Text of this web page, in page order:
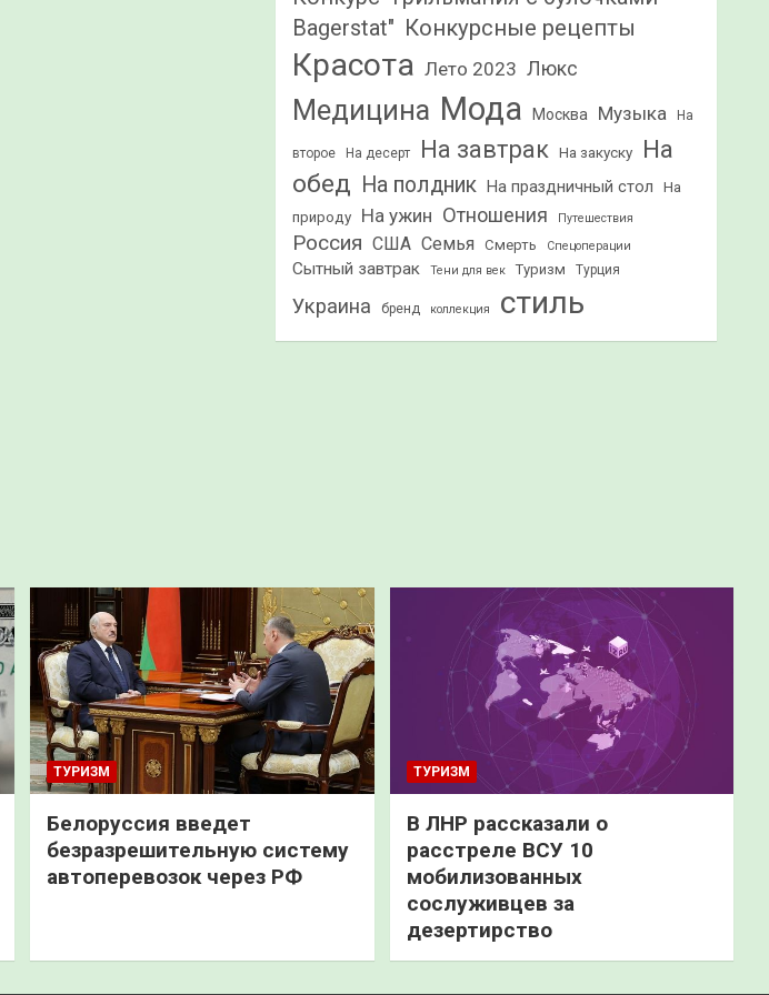
Bagerstat" Конкурсные рецепты
Красота Лето 2023 Люкс
Медицина Мода Москва Музыка На
второе На десерт На завтрак На закуску
На
обед На полдник На праздничный стол
На
природу
На ужин Отношения Путешествия
Россия США Семья Смерть Спецоперации
Сытный завтрак Тени для век Туризм Турция
Украина бренд коллекция стиль
ТУРИЗМ
Белоруссия введет
безразрешительную систему
автоперевозок через РФ
ТУРИЗМ
В ЛНР рассказали о
расстреле ВСУ 10
мобилизованных
сослуживцев за
дезертирство